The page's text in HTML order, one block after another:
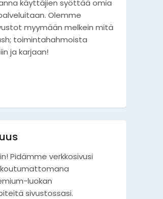
käyttäjien syöttää omia
Olemme
myymään melkein mitä
toimintahahmoista
ja karjaan!
Pidämme verkkosivusi
luokan
sivustossasi.